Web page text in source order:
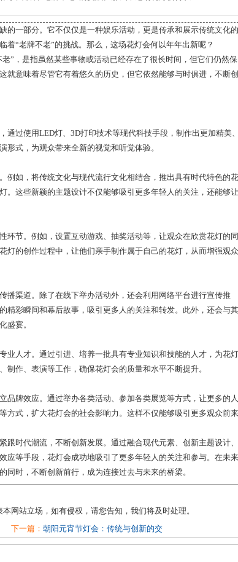
的一部分。它不仅仅是一种娱乐活动，更是传承和展示传统文化的
“老牌不老”的挑战。那么，这场花灯会何以年年出新呢？
”，是指虽然某些事物或活动已经存在了很长时间，但它们仍然保
就意味着尽管它有着悠久的历史，但它依然能够与时俱进，不断创
过使用LED灯、3D打印技术等现代科技手段，制作出更加精美、
式，为观众带来全新的视觉和听觉体验。
例如，将传统文化与现代流行文化相结合，推出具有时代特色的花
。这些新颖的主题设计不仅能够吸引更多年轻人的关注，还能够让
环节。例如，设置互动游戏、抽奖活动等，让观众在欣赏花灯的同
灯的创作过程中，让他们亲手制作属于自己的花灯，从而增强观众
播渠道。除了在线下举办活动外，还会利用网络平台进行宣传推
精彩瞬间和幕后故事，吸引更多人的关注和转发。此外，还会与其
盛宴。
业人才。通过引进、培养一批具有专业知识和技能的人才，为花灯
作、表演等工作，确保花灯会的质量和水平不断提升。
品牌效应。通过举办各类活动、参加各类展览等方式，让更多的人
方式，扩大花灯会的社会影响力。这样不仅能够吸引更多观众前来
时代潮流，不断创新发展。通过融合现代元素、创新主题设计、
应等手段，花灯会成功地吸引了更多年轻人的关注和参与。在未来
时，不断创新前行，成为连接过去与未来的桥梁。
网站立场，如有侵权，请您告知，我们将及时处理。
下一篇： 朝阳元宵节灯会：传统与创新的交